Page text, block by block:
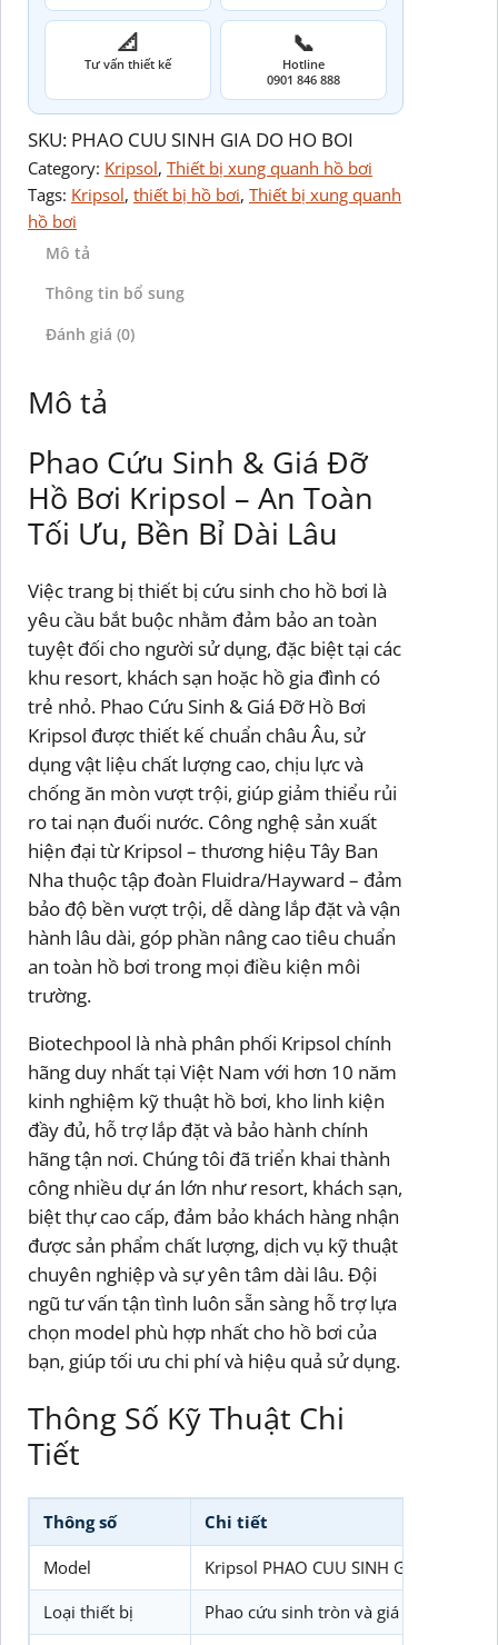
📐
Tư vấn thiết kế
📞
Hotline
0901 846 888
SKU: PHAO CUU SINH GIA DO HO BOI
Category: Kripsol, Thiết bị xung quanh hồ bơi
Tags: Kripsol, thiết bị hồ bơi, Thiết bị xung quanh
hồ bơi
Mô tả
Thông tin bổ sung
Đánh giá (0)
Mô tả
Phao Cứu Sinh & Giá Đỡ
Hồ Bơi Kripsol – An Toàn
Tối Ưu, Bền Bỉ Dài Lâu
Việc trang bị thiết bị cứu sinh cho hồ bơi là
yêu cầu bắt buộc nhằm đảm bảo an toàn
tuyệt đối cho người sử dụng, đặc biệt tại các
khu resort, khách sạn hoặc hồ gia đình có
trẻ nhỏ. Phao Cứu Sinh & Giá Đỡ Hồ Bơi
Kripsol được thiết kế chuẩn châu Âu, sử
dụng vật liệu chất lượng cao, chịu lực và
chống ăn mòn vượt trội, giúp giảm thiểu rủi
ro tai nạn đuối nước. Công nghệ sản xuất
hiện đại từ Kripsol – thương hiệu Tây Ban
Nha thuộc tập đoàn Fluidra/Hayward – đảm
bảo độ bền vượt trội, dễ dàng lắp đặt và vận
hành lâu dài, góp phần nâng cao tiêu chuẩn
an toàn hồ bơi trong mọi điều kiện môi
trường.
Biotechpool là nhà phân phối Kripsol chính
hãng duy nhất tại Việt Nam với hơn 10 năm
kinh nghiệm kỹ thuật hồ bơi, kho linh kiện
đầy đủ, hỗ trợ lắp đặt và bảo hành chính
hãng tận nơi. Chúng tôi đã triển khai thành
công nhiều dự án lớn như resort, khách sạn,
biệt thự cao cấp, đảm bảo khách hàng nhận
được sản phẩm chất lượng, dịch vụ kỹ thuật
chuyên nghiệp và sự yên tâm dài lâu. Đội
ngũ tư vấn tận tình luôn sẵn sàng hỗ trợ lựa
chọn model phù hợp nhất cho hồ bơi của
bạn, giúp tối ưu chi phí và hiệu quả sử dụng.
Thông Số Kỹ Thuật Chi
Tiết
Thông số Chi tiết
Model Kripsol PHAO CUU SINH GIA DO HO
Loại thiết bị Phao cứu sinh tròn và giá đỡ thép